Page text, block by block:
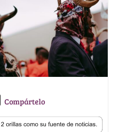
T
r
Compártelo